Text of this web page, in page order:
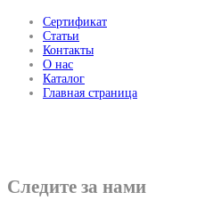
Сертификат
Статьи
Контакты
О нас
Каталог
Главная страница
Следите за нами